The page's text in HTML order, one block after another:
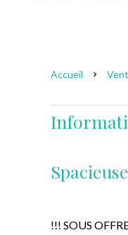
Accueil
!!! SOUS